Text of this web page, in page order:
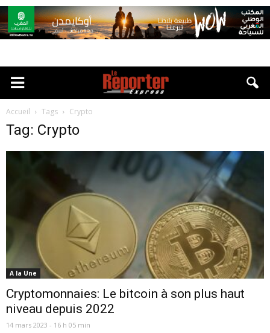
Accueil Tags Crypto
Tag: Crypto
A la Une
Cryptomonnaies: Le bitcoin à son plus haut
niveau depuis 2022
14 mars 2023 - 16 h 05 min